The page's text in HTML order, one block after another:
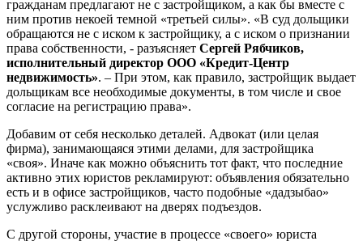
гражданам предлагают не с застройщиком, а как бы вместе с
ним против некоей темной «третьей силы». «В суд дольщики
обращаются не с иском к застройщику, а с иском о признании
права собственности, - разъясняет Сергей Рябчиков,
исполнительный директор ООО «Кредит-Центр
недвижимость». – При этом, как правило, застройщик выдает
дольщикам все необходимые документы, в том числе и свое
согласие на регистрацию права».
Добавим от себя несколько деталей. Адвокат (или целая
фирма), занимающаяся этими делами, для застройщика
«своя». Иначе как можно объяснить тот факт, что последние
активно этих юристов рекламируют: объявления обязательно
есть и в офисе застройщиков, часто подобные «дадзыбао»
услужливо расклеивают на дверях подъездов.
С другой стороны, участие в процессе «своего» юриста